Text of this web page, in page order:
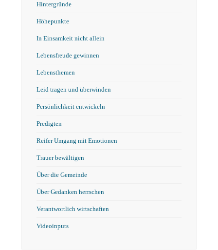
Hintergründe
Höhepunkte
In Einsamkeit nicht allein
Lebensfreude gewinnen
Lebensthemen
Leid tragen und überwinden
Persönlichkeit entwickeln
Predigten
Reifer Umgang mit Emotionen
Trauer bewältigen
Über die Gemeinde
Über Gedanken herrschen
Verantwortlich wirtschaften
Videoinputs